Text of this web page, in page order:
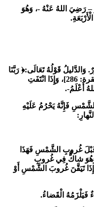
رَضِيَ اللهُ عَنْهُ -، وَهُوَ
وَالدَّليلُ قَوْلُهُ تَعَالَى:﴿ رَبَّنَا
286]،
وَإِذَا انْتَفَتِ
أَعْلَمُ-.
فَإِنَّهُ يَحْرُمُ عَلَيْهِ
قَبْلَ غُروبِ الشَّمْسِ فَهَذَا
وَهُوَ شاكٌّ فِي غُروبِ
تَيَقَّنَ غُروبَ الشَّمْسِ أَوْ
فَيَلْزَمُهُ الْقَضاءُ.